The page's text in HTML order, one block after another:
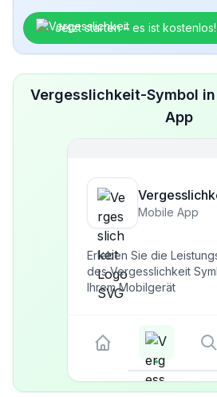
Jetzt starten – es ist kostenlos!
Vergesslichkeit-Symbol
App
Mobile App
Erleben Sie die
des Vergesslichkeit
Ihrem Mobilgerät